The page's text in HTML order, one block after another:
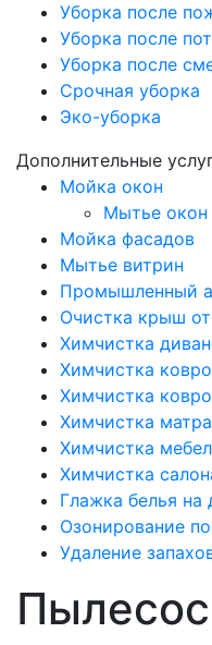
Уборка после
Уборка после
Уборка после
Срочная уборка
Эко-уборка
Дополнительные
Мойка окон
Мытье окон
Мойка фасадов
Мытье витрин
Промышленный
Очистка крыш от
Химчистка
Химчистка
Химчистка
Химчистка
Химчистка
Химчистка
Глажка белья на
Озонирование
Удаление
Пылесос